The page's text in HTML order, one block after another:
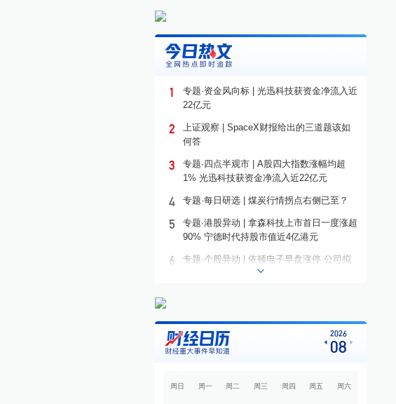
1
专题·资金风向标 | 光迅科技获资金净流入近
22亿元
2
上证观察 | SpaceX财报给出的三道题该如
何答
3
专题·四点半观市 | A股四大指数涨幅均超
1% 光迅科技获资金净流入近22亿元
4 专题·每日研选 | 煤炭行情拐点右侧已至？
5
专题·港股异动 | 拿森科技上市首日一度涨超
90% 宁德时代持股市值近4亿港元
6
专题·个股异动 | 依顿电子早盘涨停 公司拟
募资20亿元投建高端PCB项目
8
专题·国际晨讯 | Alphabet启动250亿美元发
债 美国将对多晶硅衍生品加征15%关税
10 专题·市场探“涨” | 需求拉动 它们都在涨价
2026
08
周日 周一 周二 周三 周四 周五 周六